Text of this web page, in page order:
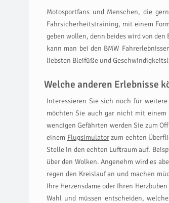
Motosportfans und Menschen, die
Fahrsicherheitstraining, mit einem
geben wollen, denn beides wird von
kann man bei den BMW
liebsten Bleifüße und
Welche anderen Erlebnisse
Interessieren Sie sich noch für
möchten Sie auch gar nicht mit einem
wendigen Gefährten werden Sie zum
einem Flugsimulatorzum echten
Stelle in den echten Luftraum auf.
über den Wolken. Angenehm wird es
regen den Kreislauf an und machen
Ihre Herzensdame oder Ihren
Wahl und müssen entscheiden,